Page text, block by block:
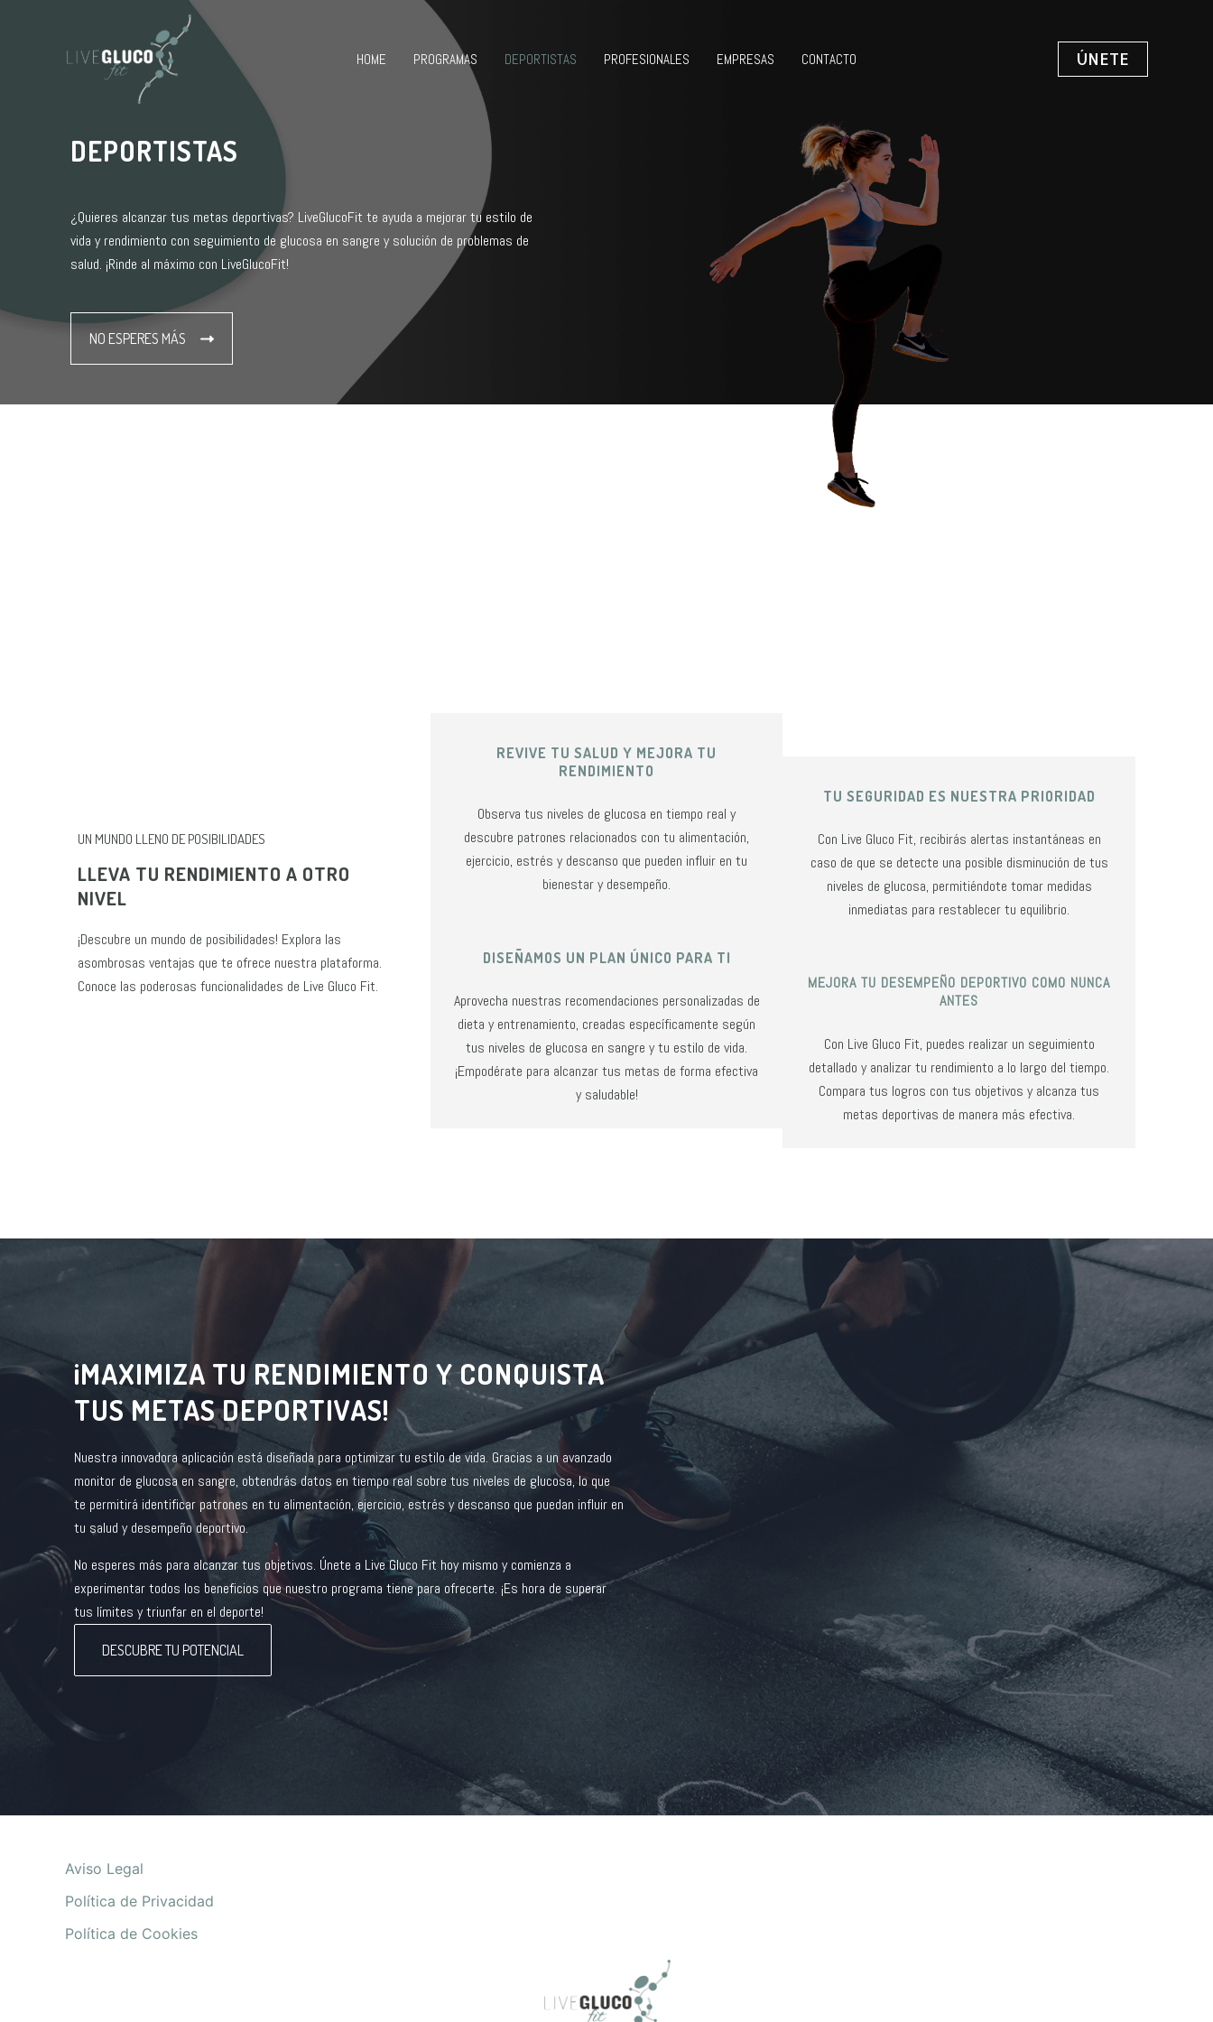
HOME PROGRAMAS DEPORTISTAS PROFESIONALES EMPRESAS CONTACTO ÚNETE
DEPORTISTAS
¿Quieres alcanzar tus metas deportivas? LiveGlucoFit te ayuda a mejorar tu estilo de
vida y rendimiento con seguimiento de glucosa en sangre y solución de problemas de
salud. ¡Rinde al máximo con LiveGlucoFit!
NO ESPERES MÁS
UN MUNDO LLENO DE POSIBILIDADES
LLEVA TU RENDIMIENTO A OTRO
NIVEL
¡Descubre un mundo de posibilidades! Explora las
asombrosas ventajas que te ofrece nuestra plataforma.
Conoce las poderosas funcionalidades de Live Gluco Fit.
REVIVE TU SALUD Y MEJORA TU
RENDIMIENTO
Observa tus niveles de glucosa en tiempo real y
descubre patrones relacionados con tu alimentación,
ejercicio, estrés y descanso que pueden influir en tu
bienestar y desempeño.
DISEÑAMOS UN PLAN ÚNICO PARA TI
Aprovecha nuestras recomendaciones personalizadas de
dieta y entrenamiento, creadas específicamente según
tus niveles de glucosa en sangre y tu estilo de vida.
¡Empodérate para alcanzar tus metas de forma efectiva
y saludable!
TU SEGURIDAD ES NUESTRA PRIORIDAD
Con Live Gluco Fit, recibirás alertas instantáneas en
caso de que se detecte una posible disminución de tus
niveles de glucosa, permitiéndote tomar medidas
inmediatas para restablecer tu equilibrio.
MEJORA TU DESEMPEÑO DEPORTIVO COMO NUNCA
ANTES
Con Live Gluco Fit, puedes realizar un seguimiento
detallado y analizar tu rendimiento a lo largo del tiempo.
Compara tus logros con tus objetivos y alcanza tus
metas deportivas de manera más efectiva.
¡MAXIMIZA TU RENDIMIENTO Y CONQUISTA
TUS METAS DEPORTIVAS!
Nuestra innovadora aplicación está diseñada para optimizar tu estilo de vida. Gracias a un avanzado
monitor de glucosa en sangre, obtendrás datos en tiempo real sobre tus niveles de glucosa, lo que
te permitirá identificar patrones en tu alimentación, ejercicio, estrés y descanso que puedan influir en
tu salud y desempeño deportivo.
No esperes más para alcanzar tus objetivos. Únete a Live Gluco Fit hoy mismo y comienza a
experimentar todos los beneficios que nuestro programa tiene para ofrecerte. ¡Es hora de superar
tus límites y triunfar en el deporte!
DESCUBRE TU POTENCIAL
Aviso Legal
Deportistas
Política de Privacidad
Política de Cookies: